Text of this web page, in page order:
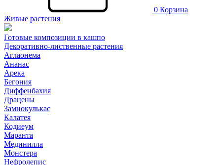
0 Корзина
Живые растения
Готовые композиции в кашпо
Декоративно-лиственные растения
Аглаонема
Ананас
Арека
Бегония
Диффенбахия
Драцены
Замиокулькас
Калатея
Кодиеум
Маранта
Мединилла
Монстера
Нефролепис